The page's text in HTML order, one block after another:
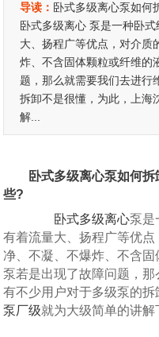
导读： 卧式多级离心泵如何
卧式多级离心 泵是一种卧
大、扬程广等优点，对介质
炸、不含固体颗粒或纤维的
题，那么就需要我们去进行
拆卸不是很懂，为此，上海
解...
卧式多级离心泵如何拆
些?
卧式多级离心泵是
有着流量大、扬程广等优
净、不凝、不爆炸、不含
泵若是出现了故障问题，
有不少用户对于多级泵的
泵厂级就为大级简单的讲解